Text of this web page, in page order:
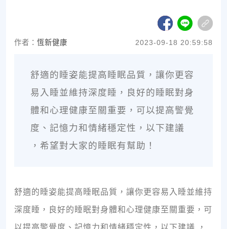
作者： 恆新健康 2023-09-18 20:59:58
舒適的睡姿能提高睡眠品質，讓你更容
易入睡並維持深度睡，良好的睡眠對身
體和心理健康至關重要，可以提高警覺
度、記憶力和情緒穩定性，以下建議
，希望對大家的睡眠有幫助！
舒適的睡姿能提高睡眠品質，讓你更容易入睡並維持
深度睡，良好的睡眠對身體和心理健康至關重要，可